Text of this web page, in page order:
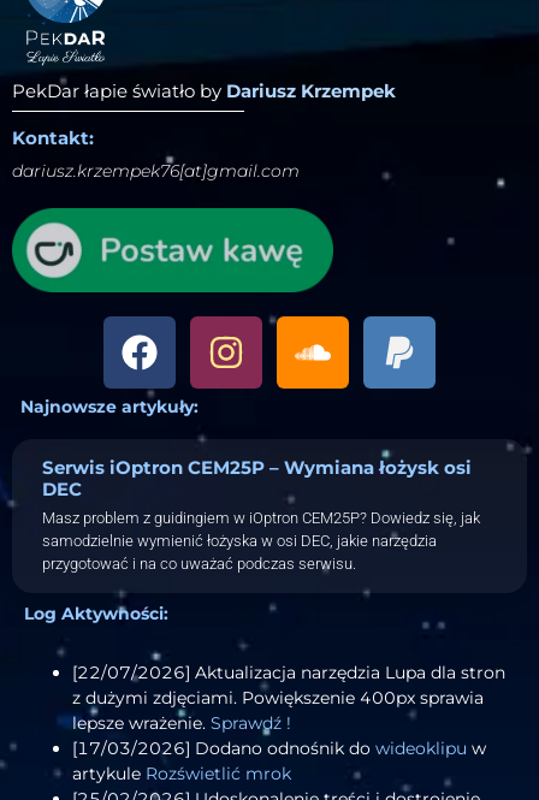
PekDar łapie światło by Dariusz Krzempek
Kontakt:
dariusz.krzempek76[at]gmail.com
Najnowsze artykuły:
Serwis iOptron CEM25P – Wymiana łożysk osi
DEC
Masz problem z guidingiem w iOptron CEM25P? Dowiedz się, jak
samodzielnie wymienić łożyska w osi DEC, jakie narzędzia
przygotować i na co uważać podczas serwisu.
Log Aktywności:
[22/07/2026] Aktualizacja narzędzia Lupa dla stron
z dużymi zdjęciami. Powiększenie 400px sprawia
lepsze wrażenie. Sprawdź !
[17/03/2026] Dodano odnośnik do wideoklipu w
artykule Rozświetlić mrok